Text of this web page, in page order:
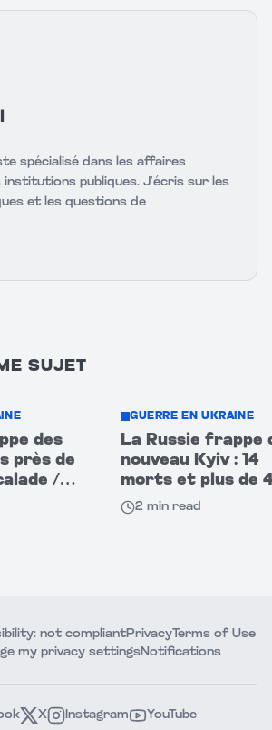
spécialisé dans les affaires
publiques. J’écris sur les
et les questions de
SUJET
des
près de
/
GUERRE EN UKRAINE
La Russie frappe
nouveau Kyiv : 14
morts et plus de
blessés
2 min read
not compliantPrivacyTerms of Use
my privacy settingsNotifications
X Instagram YouTube